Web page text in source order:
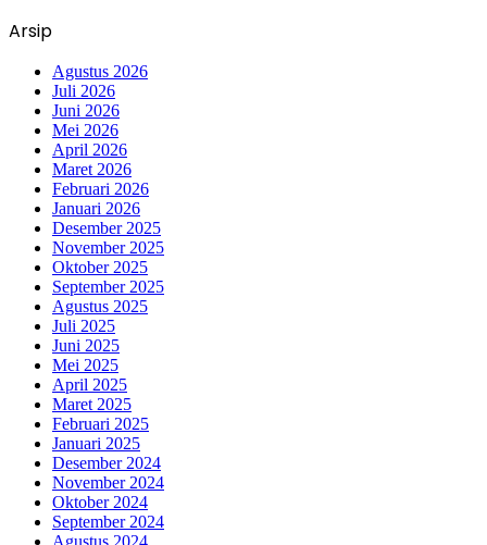
Arsip
Agustus 2026
Juli 2026
Juni 2026
Mei 2026
April 2026
Maret 2026
Februari 2026
Januari 2026
Desember 2025
November 2025
Oktober 2025
September 2025
Agustus 2025
Juli 2025
Juni 2025
Mei 2025
April 2025
Maret 2025
Februari 2025
Januari 2025
Desember 2024
November 2024
Oktober 2024
September 2024
Agustus 2024